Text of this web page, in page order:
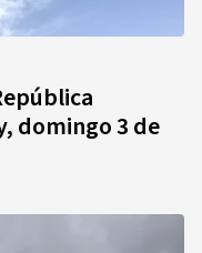
domingo 3 de